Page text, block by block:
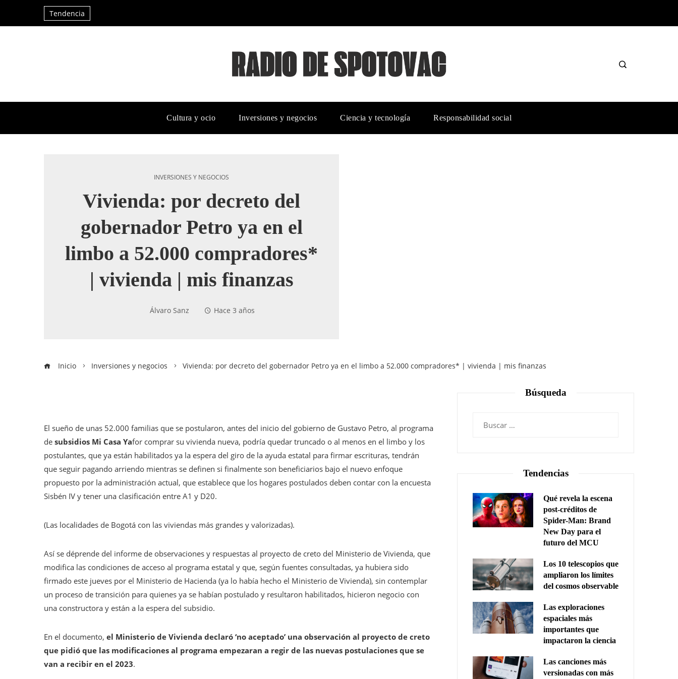
Tendencia
Cultura y ocio Inversiones y negocios Ciencia y tecnología Responsabilidad social
INVERSIONES Y NEGOCIOS
Vivienda: por decreto del
gobernador Petro ya en el
limbo a 52.000 compradores*
| vivienda | mis finanzas
Álvaro Sanz Hace 3 años
Inicio Inversiones y negocios Vivienda: por decreto del gobernador Petro ya en el limbo a 52.000 compradores* | vivienda | mis finanzas
El sueño de unas 52.000 familias que se postularon, antes del inicio del gobierno de Gustavo Petro, al programa
de subsidios Mi Casa Yafor comprar su vivienda nueva, podría quedar truncado o al menos en el limbo y los
postulantes, que ya están habilitados ya la espera del giro de la ayuda estatal para firmar escrituras, tendrán
que seguir pagando arriendo mientras se definen si finalmente son beneficiarios bajo el nuevo enfoque
propuesto por la administración actual, que establece que los hogares postulados deben contar con la encuesta
Sisbén IV y tener una clasificación entre A1 y D20.
(Las localidades de Bogotá con las viviendas más grandes y valorizadas).
Así se déprende del informe de observaciones y respuestas al proyecto de creto del Ministerio de Vivienda, que
modifica las condiciones de acceso al programa estatal y que, según fuentes consultadas, ya hubiera sido
firmado este jueves por el Ministerio de Hacienda (ya lo había hecho el Ministerio de Vivienda), sin contemplar
un proceso de transición para quienes ya se habían postulado y resultaron habilitados, hicieron negocio con
una constructora y están a la espera del subsidio.
En el documento, el Ministerio de Vivienda declaró ‘no aceptado’ una observación al proyecto de creto
que pidió que las modificaciones al programa empezaran a regir de las nuevas postulaciones que se
van a recibir en el 2023.
Búsqueda
Tendencias
Qué revela la escena
post-créditos de
Spider-Man: Brand
New Day para el
futuro del MCU
Los 10 telescopios que
ampliaron los límites
del cosmos observable
Las exploraciones
espaciales más
importantes que
impactaron la ciencia
Las canciones más
versionadas con más